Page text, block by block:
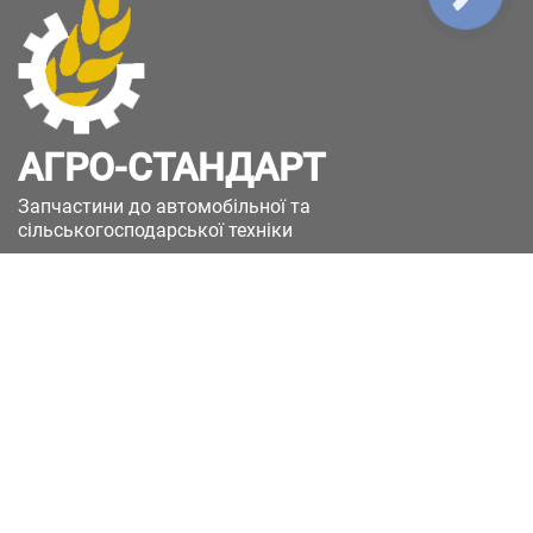
АГРО-СТАНДАРТ
Запчастини до автомобільної та
сільськогосподарської техніки